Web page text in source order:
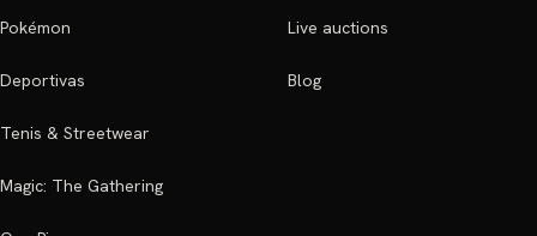
Pokémon
Deportivas
Tenis & Streetwear
Magic: The Gathering
Live auctions
Blog